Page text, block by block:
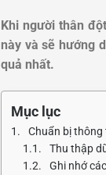
Khi người thân
này và sẽ hướng
quả nhất.
Mục lục
Chuẩn bị
Thu thập
Ghi nhớ